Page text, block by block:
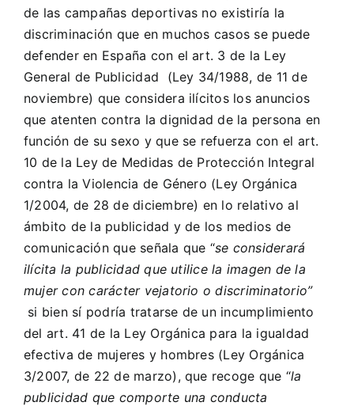
de las campañas deportivas no existiría la
discriminación que en muchos casos se puede
defender en España con el art. 3 de la Ley
General de Publicidad (Ley 34/1988, de 11 de
noviembre) que considera ilícitos los anuncios
que atenten contra la dignidad de la persona en
función de su sexo y que se refuerza con el art.
10 de la Ley de Medidas de Protección Integral
contra la Violencia de Género (Ley Orgánica
1/2004, de 28 de diciembre) en lo relativo al
ámbito de la publicidad y de los medios de
comunicación que señala que “se considerará
ilícita la publicidad que utilice la imagen de la
mujer con carácter vejatorio o discriminatorio”
si bien sí podría tratarse de un incumplimiento
del art. 41 de la Ley Orgánica para la igualdad
efectiva de mujeres y hombres (Ley Orgánica
3/2007, de 22 de marzo), que recoge que “la
publicidad que comporte una conducta